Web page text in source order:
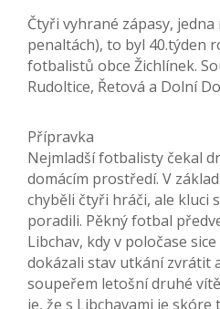
Čtyři vyhrané zápasy,
penaltách), to byl 40.týden
fotbalistů obce Žichlínek.
Rudoltice, Řetová a Dolní
Přípravka
Nejmladší fotbalisty čekal
domácím prostředí. V
chyběli čtyři hráči, ale kluci
poradili. Pěkný fotbal
Libchav, kdy v poločase
dokázali stav utkání zvrátit
soupeřem letošní druhé
je, že s Libchavami je skóre